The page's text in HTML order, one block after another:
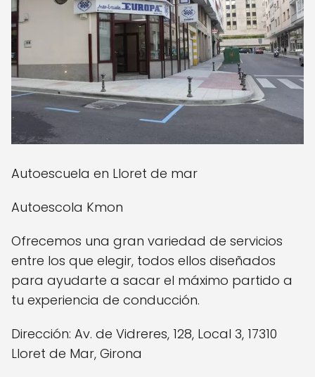
Autoescuela en Lloret de mar
Autoescola Kmon
Ofrecemos una gran variedad de servicios
entre los que elegir, todos ellos diseñados
para ayudarte a sacar el máximo partido a
tu experiencia de conducción.
Dirección: Av. de Vidreres, 128, Local 3, 17310
Lloret de Mar, Girona